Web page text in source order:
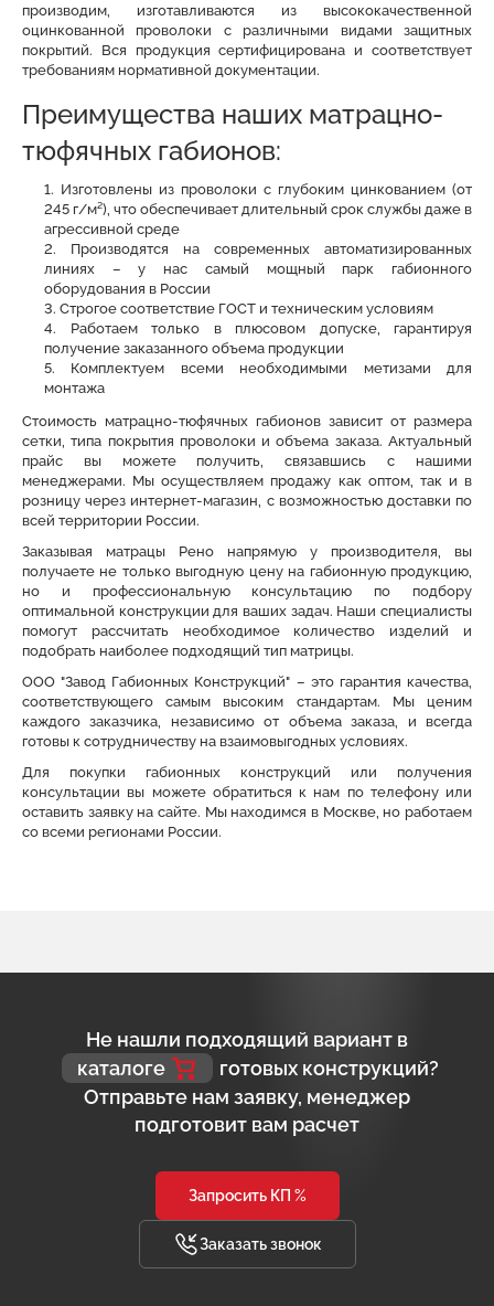
производим, изготавливаются из высококачественной
оцинкованной проволоки с различными видами защитных
покрытий. Вся продукция сертифицирована и соответствует
требованиям нормативной документации.
Преимущества наших матрацно-
тюфячных габионов:
Изготовлены из проволоки с глубоким цинкованием (от
245 г/м²), что обеспечивает длительный срок службы даже в
агрессивной среде
Производятся на современных автоматизированных
линиях – у нас самый мощный парк габионного
оборудования в России
Строгое соответствие ГОСТ и техническим условиям
Работаем только в плюсовом допуске, гарантируя
получение заказанного объема продукции
Комплектуем всеми необходимыми метизами для
монтажа
Стоимость матрацно-тюфячных габионов зависит от размера
сетки, типа покрытия проволоки и объема заказа. Актуальный
прайс вы можете получить, связавшись с нашими
менеджерами. Мы осуществляем продажу как оптом, так и в
розницу через интернет-магазин, с возможностью доставки по
всей территории России.
Заказывая матрацы Рено напрямую у производителя, вы
получаете не только выгодную цену на габионную продукцию,
но и профессиональную консультацию по подбору
оптимальной конструкции для ваших задач. Наши специалисты
помогут рассчитать необходимое количество изделий и
подобрать наиболее подходящий тип матрицы.
ООО "Завод Габионных Конструкций" – это гарантия качества,
соответствующего самым высоким стандартам. Мы ценим
каждого заказчика, независимо от объема заказа, и всегда
готовы к сотрудничеству на взаимовыгодных условиях.
Для покупки габионных конструкций или получения
консультации вы можете обратиться к нам по телефону или
оставить заявку на сайте. Мы находимся в Москве, но работаем
со всеми регионами России.
Не нашли подходящий вариант в
каталоге
готовых конструкций?
Отправьте нам заявку, менеджер
подготовит вам расчет
Запросить КП %
Заказать звонок